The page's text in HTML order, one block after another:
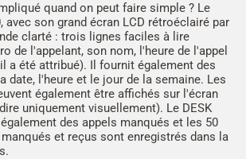
quand on peut faire simple ? Le
avec son grand écran LCD rétroéclairé par
clarté : trois lignes faciles à lire
de l'appelant, son nom, l'heure de l'appel
a été attribué). Il fournit également des
date, l'heure et le jour de la semaine. Les
également être affichés sur l'écran
uniquement visuellement). Le DESK
des appels manqués et les 50
et reçus sont enregistrés dans la